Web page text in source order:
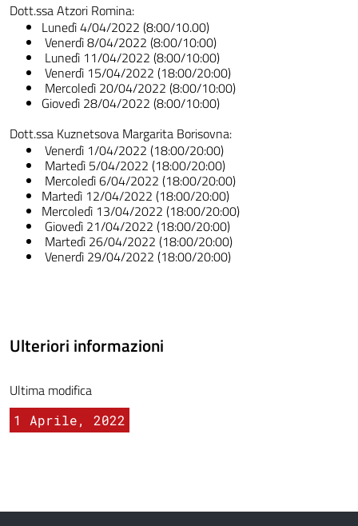
Dott.ssa Atzori Romina:
Lunedì 4/04/2022 (8:00/10.00)
Venerdì 8/04/2022 (8:00/10:00)
Lunedì 11/04/2022 (8:00/10:00)
Venerdì 15/04/2022 (18:00/20:00)
Mercoledì 20/04/2022 (8:00/10:00)
Giovedì 28/04/2022 (8:00/10:00)
Dott.ssa Kuznetsova Margarita Borisovna:
Venerdì 1/04/2022 (18:00/20:00)
Martedì 5/04/2022 (18:00/20:00)
Mercoledì 6/04/2022 (18:00/20:00)
Martedì 12/04/2022 (18:00/20:00)
Mercoledì 13/04/2022 (18:00/20:00)
Giovedì 21/04/2022 (18:00/20:00)
Martedì 26/04/2022 (18:00/20:00)
Venerdì 29/04/2022 (18:00/20:00)
Ulteriori informazioni
Ultima modifica
1 Aprile, 2022